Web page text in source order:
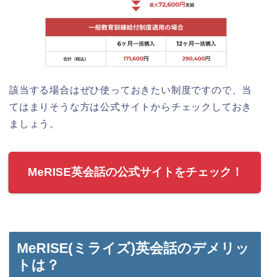
該当する場合はぜひ使っておきたい制度ですので、当
てはまりそうな方は公式サイトからチェックしておき
ましょう。
MeRISE英会話の公式サイトをチェック！
MeRISE(ミライズ)英会話のデメリッ
トは？